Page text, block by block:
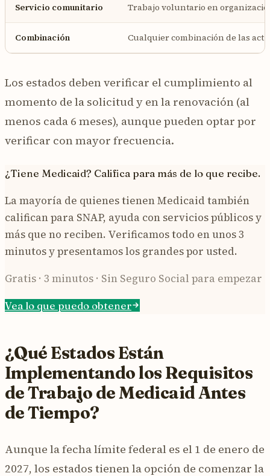
Servicio comunitario Trabajo voluntario en
Combinación Cualquier combinación de las
Los estados deben verificar el cumplimiento al
momento de la solicitud y en la renovación (al
menos cada 6 meses), aunque pueden optar por
verificar con mayor frecuencia.
¿Tiene Medicaid? Califica para más de lo que recibe.
La mayoría de quienes tienen Medicaid también
califican para SNAP, ayuda con servicios públicos y
más que no reciben. Verificamos todo en unos 3
minutos y presentamos los grandes por usted.
Gratis · 3 minutos · Sin Seguro Social para empezar
Vea lo que puedo obtener
¿Qué Estados Están
Implementando los Requisitos
de Trabajo de Medicaid Antes
de Tiempo?
Aunque la fecha límite federal es el 1 de enero de
2027, los estados tienen la opción de comenzar la